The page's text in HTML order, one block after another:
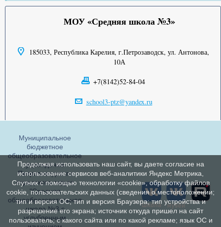
МОУ «Средняя школа №3»
185033, Республика Карелия, г.Петрозаводск, ул. Антонова,
10А
+7(8142)52-84-04
school3-ptz@yandex.ru
Муниципальное
бюджетное
общеобразовательное
учреждение
Петрозаводского
городского округа
"Средняя
общеобразовательная
школа №3 с
углубленным
Продолжая использовать наш сайт, вы даете согласие на
использование сервисов веб-аналитики Яндекс Метрика,
Спутник с помощью технологии «cookie», обработку файлов
cookie, пользовательских данных (сведения о местоположении;
тип и версия ОС; тип и версия Браузера; тип устройства и
разрешение его экрана; источник откуда пришел на сайт
пользователь; с какого сайта или по какой рекламе; язык ОС и